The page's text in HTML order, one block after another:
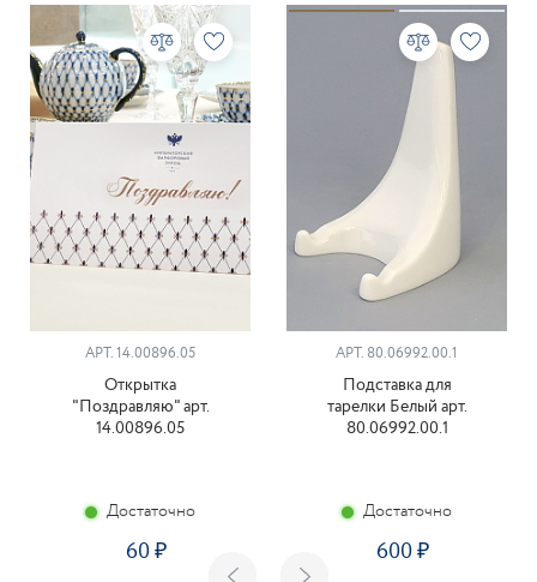
АРТ. 14.00896.05
Открытка
"Поздравляю" арт.
14.00896.05
Достаточно
60
АРТ. 80.06992.00.1
Подставка для
тарелки Белый арт.
80.06992.00.1
Достаточно
600